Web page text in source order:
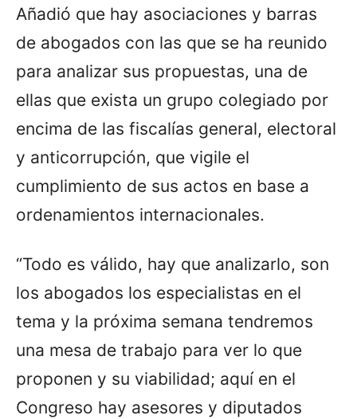
Añadió que hay asociaciones y barras
de abogados con las que se ha reunido
para analizar sus propuestas, una de
ellas que exista un grupo colegiado por
encima de las fiscalías general, electoral
y anticorrupción, que vigile el
cumplimiento de sus actos en base a
ordenamientos internacionales.
“Todo es válido, hay que analizarlo, son
los abogados los especialistas en el
tema y la próxima semana tendremos
una mesa de trabajo para ver lo que
proponen y su viabilidad; aquí en el
Congreso hay asesores y diputados